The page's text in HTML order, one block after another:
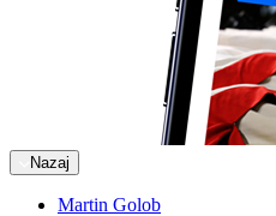
Nazaj
Martin Golob